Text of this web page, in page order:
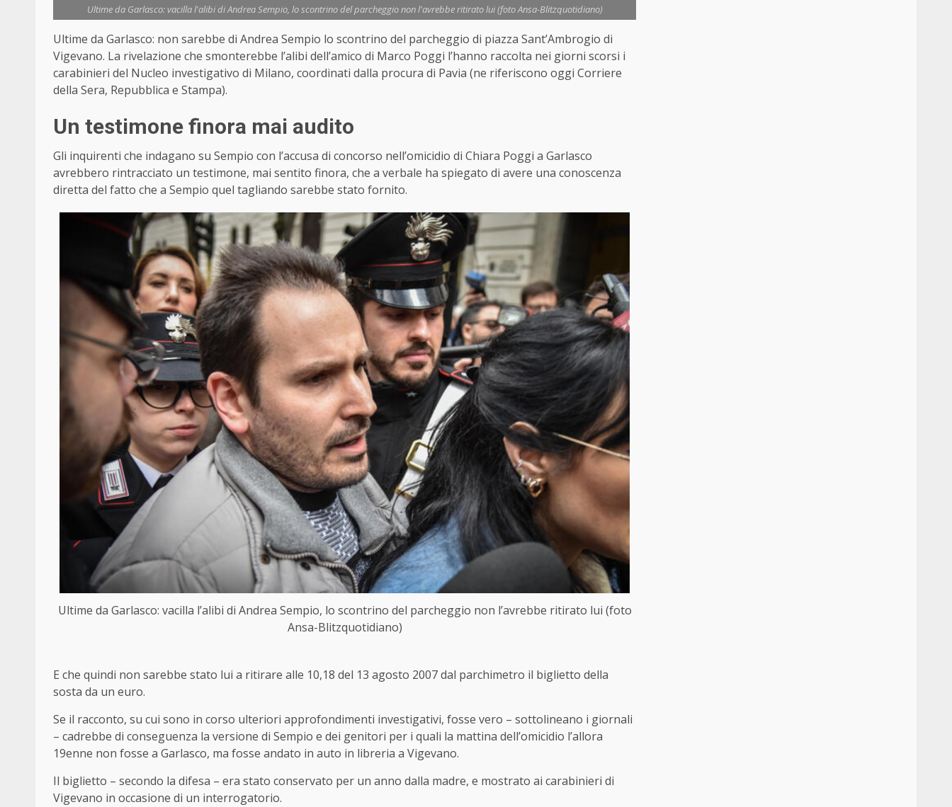
Ultime da Garlasco: vacilla l'alibi di Andrea Sempio, lo scontrino del parcheggio non l'avrebbe ritirato lui (foto Ansa-Blitzquotidiano)
Ultime da Garlasco: non sarebbe di Andrea Sempio lo scontrino del parcheggio di piazza Sant’Ambrogio di
Vigevano. La rivelazione che smonterebbe l’alibi dell’amico di Marco Poggi l’hanno raccolta nei giorni scorsi i
carabinieri del Nucleo investigativo di Milano, coordinati dalla procura di Pavia (ne riferiscono oggi Corriere
della Sera, Repubblica e Stampa).
Un testimone finora mai audito
Gli inquirenti che indagano su Sempio con l’accusa di concorso nell’omicidio di Chiara Poggi a Garlasco
avrebbero rintracciato un testimone, mai sentito finora, che a verbale ha spiegato di avere una conoscenza
diretta del fatto che a Sempio quel tagliando sarebbe stato fornito.
Ultime da Garlasco: vacilla l’alibi di Andrea Sempio, lo scontrino del parcheggio non l’avrebbe ritirato lui (foto
Ansa-Blitzquotidiano)
E che quindi non sarebbe stato lui a ritirare alle 10,18 del 13 agosto 2007 dal parchimetro il biglietto della
sosta da un euro.
Se il racconto, su cui sono in corso ulteriori approfondimenti investigativi, fosse vero – sottolineano i giornali
– cadrebbe di conseguenza la versione di Sempio e dei genitori per i quali la mattina dell’omicidio l’allora
19enne non fosse a Garlasco, ma fosse andato in auto in libreria a Vigevano.
Il biglietto – secondo la difesa – era stato conservato per un anno dalla madre, e mostrato ai carabinieri di
Vigevano in occasione di un interrogatorio.